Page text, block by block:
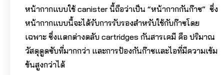
หน้ากากแบบใช้ canister นี้ถือว่าเป็น “หน้ากากกันก๊าซ” ซึ่ง
หน้ากากแบบนี้จะได้รับการรับรองสำหรับใช้กับก๊าซโดย
เฉพาะ ซึ่งแตกต่างตลับ cartridges กันสารเคมี คือ ปริมาณ
วัสดุดูดซับที่มากกว่า และการป้องกันก๊าซและไอที่มีความเข้ม
ข้นสูงกว่าได้